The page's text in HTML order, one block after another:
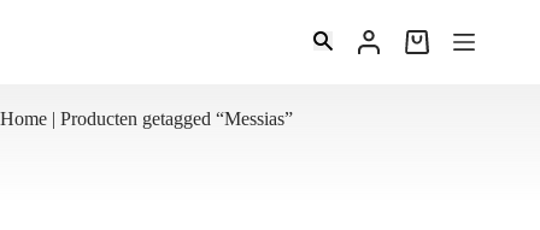
Winkelwagen
Home | Producten getagged “Messias”